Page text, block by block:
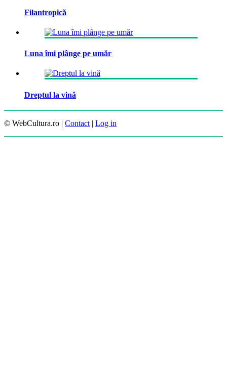
Filantropică
Luna îmi plânge pe umăr
Dreptul la vină
© WebCultura.ro | Contact | Log in